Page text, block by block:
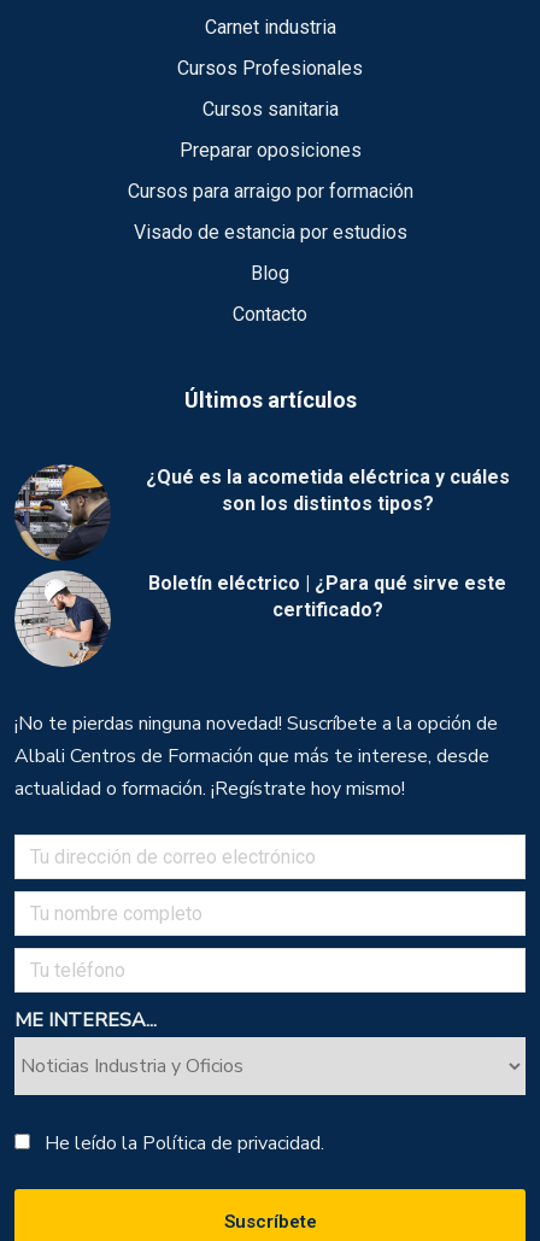
Carnet industria
Cursos Profesionales
Cursos sanitaria
Preparar oposiciones
Cursos para arraigo por formación
Visado de estancia por estudios
Blog
Contacto
Últimos artículos
¿Qué es la acometida eléctrica y cuáles
son los distintos tipos?
Boletín eléctrico | ¿Para qué sirve este
certificado?
¡No te pierdas ninguna novedad! Suscríbete a la opción de
Albali Centros de Formación que más te interese, desde
actualidad o formación. ¡Regístrate hoy mismo!
ME INTERESA...
He leído la Política de privacidad.